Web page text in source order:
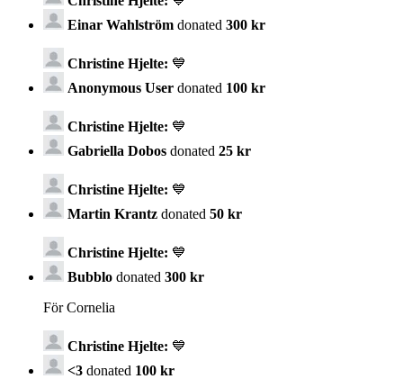
Einar Wahlström donated 300 kr
Christine Hjelte: 💙
Anonymous User donated 100 kr
Christine Hjelte: 💙
Gabriella Dobos donated 25 kr
Christine Hjelte: 💙
Martin Krantz donated 50 kr
Christine Hjelte: 💙
Bubblo donated 300 kr
För Cornelia
Christine Hjelte: 💙
<3 donated 100 kr